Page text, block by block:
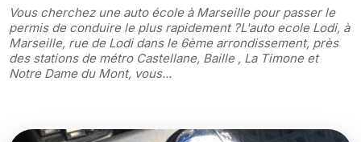
Vous cherchez une auto école à Marseille pour passer le
permis de conduire le plus rapidement ?L'auto ecole Lodi, à
Marseille, rue de Lodi dans le 6ème arrondissement, près
des stations de métro Castellane, Baille , La Timone et
Notre Dame du Mont, vous...